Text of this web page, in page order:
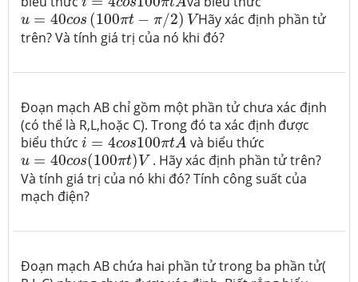
u = 40cos (100πt − π/2) V
u=40cos(100πt−π/2)V
Hãy xác định phần tử
trên? Và tính giá trị của nó khi đó?
Đoạn mạch AB chỉ gồm một phần tử chưa xác định
(có thể là R,L,hoặc C). Trong đó ta xác định được
biểu thức i = 4cos100πtA
i=4cos100πtA và biểu thức
u = 40cos(100πt) V
u=40cos(100πt)V . Hãy xác định phần tử trên?
Và tính giá trị của nó khi đó? Tính công suất của
mạch điện?
Đoạn mạch AB chứa hai phần tử trong ba phần tử(